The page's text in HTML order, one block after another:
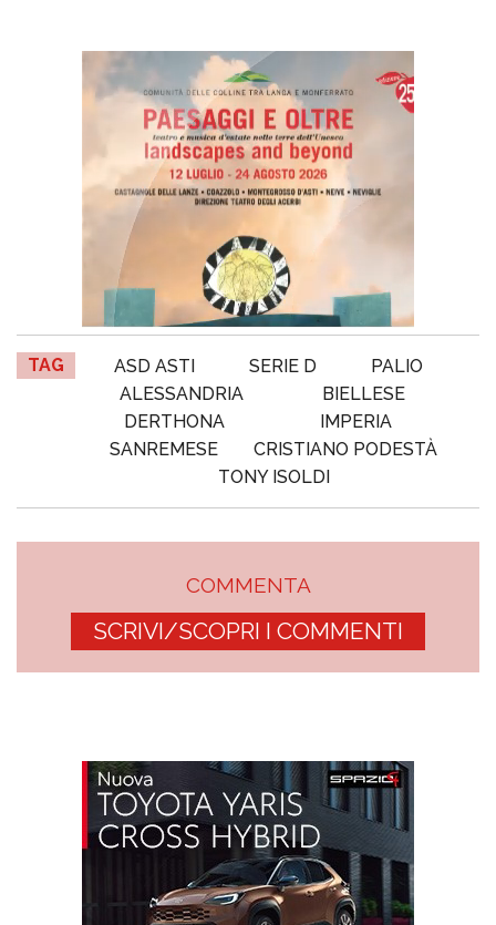
TAG ASD ASTI SERIE D
PALIO
ALESSANDRIA
BIELLESE
DERTHONA
IMPERIA
SANREMESE
CRISTIANO PODESTÀ
TONY ISOLDI
COMMENTA
SCRIVI/SCOPRI I COMMENTI